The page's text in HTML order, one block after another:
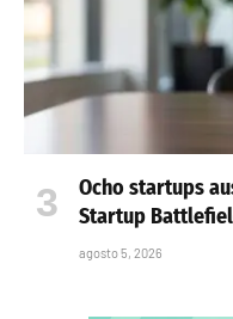
Ocho startups
Startup
agosto 5, 2026